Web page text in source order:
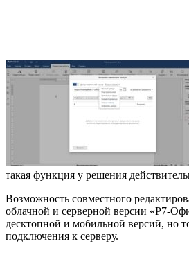
такая функция у решения
Возможность совместного
облачной и серверной версии «Р7-
десктопной и мобильной версий, но
подключения к серверу.